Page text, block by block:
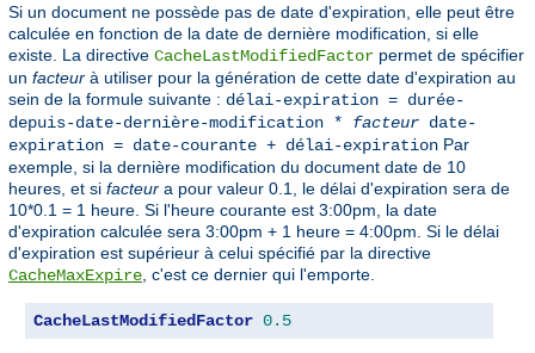
Si un document ne possède pas de date d'expiration, elle peut être
calculée en fonction de la date de dernière modification, si elle
existe. La directive CacheLastModifiedFactor permet de spécifier
un facteur à utiliser pour la génération de cette date d'expiration au
sein de la formule suivante : délai-expiration = durée-
depuis-date-dernière-modification * facteur date-
expiration = date-courante + délai-expiration Par
exemple, si la dernière modification du document date de 10
heures, et si facteur a pour valeur 0.1, le délai d'expiration sera de
10*0.1 = 1 heure. Si l'heure courante est 3:00pm, la date
d'expiration calculée sera 3:00pm + 1 heure = 4:00pm. Si le délai
d'expiration est supérieur à celui spécifié par la directive
CacheMaxExpire , c'est ce dernier qui l'emporte.
CacheLastModifiedFactor 0.5